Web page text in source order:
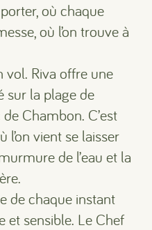
porter, où chaque
où l’on trouve à
vol. Riva offre une
sur la plage de
Chambon. C’est
l’on vient se laisser
de l’eau et la
de chaque instant
et sensible. Le Chef